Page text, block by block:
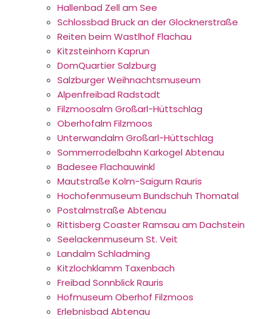
Hallenbad Zell am See
Schlossbad Bruck an der Glocknerstraße
Reiten beim Wastlhof Flachau
Kitzsteinhorn Kaprun
DomQuartier Salzburg
Salzburger Weihnachtsmuseum
Alpenfreibad Radstadt
Filzmoosalm Großarl-Hüttschlag
Oberhofalm Filzmoos
Unterwandalm Großarl-Hüttschlag
Sommerrodelbahn Karkogel Abtenau
Badesee Flachauwinkl
Mautstraße Kolm-Saigurn Rauris
Hochofenmuseum Bundschuh Thomatal
Postalmstraße Abtenau
Rittisberg Coaster Ramsau am Dachstein
Seelackenmuseum St. Veit
Landalm Schladming
Kitzlochklamm Taxenbach
Freibad Sonnblick Rauris
Hofmuseum Oberhof Filzmoos
Erlebnisbad Abtenau